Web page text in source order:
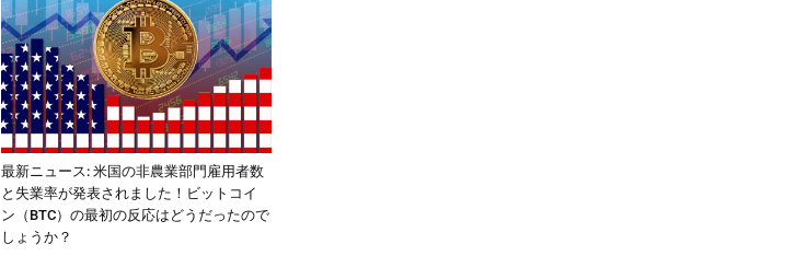
最新ニュース: 米国の非農業部門雇用者数
と失業率が発表されました！ビットコイ
ン（BTC）の最初の反応はどうだったので
しょうか？